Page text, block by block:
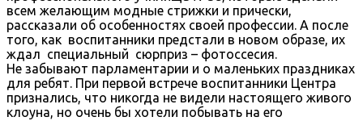
всем желающим модные стрижки и прически,
рассказали об особенностях своей профессии. А после
того, как воспитанники предстали в новом образе, их
ждал специальный сюрприз – фотоссесия.
Не забывают парламентарии и о маленьких праздниках
для ребят. При первой встрече воспитанники Центра
признались, что никогда не видели настоящего живого
клоуна, но очень бы хотели побывать на его